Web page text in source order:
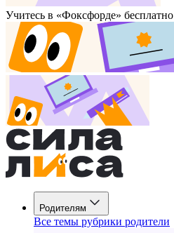
Учитесь в «Фоксфорде» бесплатно
Родителям
Все темы рубрики родители